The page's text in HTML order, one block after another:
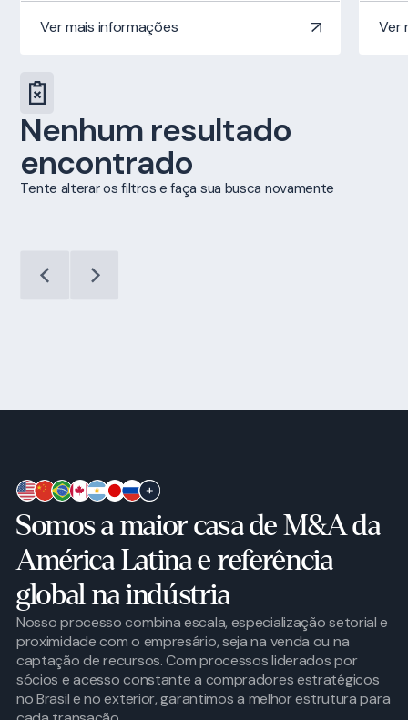
Ver mais informações Ver
Nenhum resultado
encontrado
Tente alterar os filtros e faça sua busca novamente
Somos a maior casa de M&A da
América Latina e referência
global na indústria
Nosso processo combina escala, especialização setorial e
proximidade com o empresário, seja na venda ou na
captação de recursos. Com processos liderados por
sócios e acesso constante a compradores estratégicos
no Brasil e no exterior, garantimos a melhor estrutura para